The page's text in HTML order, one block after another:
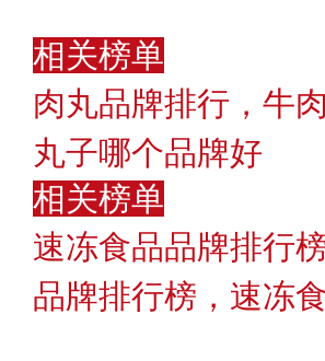
相关榜单
肉丸品牌排行，牛
丸子哪个品牌好
相关榜单
速冻食品品牌排行
品牌排行榜，速冻